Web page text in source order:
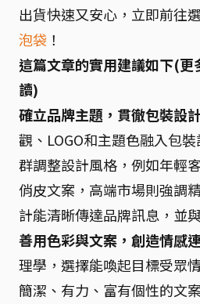
出貨快速又安心，立即前往
泡袋 ！
這篇文章的實用建議如下(更
讀)
確立品牌主題，貫徹包裝設
觀、LOGO和主題色融入包
群調整設計風格，例如年輕
俏皮文案，高端市場則強調
計能清晰傳達品牌訊息，並
善用色彩與文案，創造情感
理學，選擇能喚起目標受眾
簡潔、有力、富有個性的文